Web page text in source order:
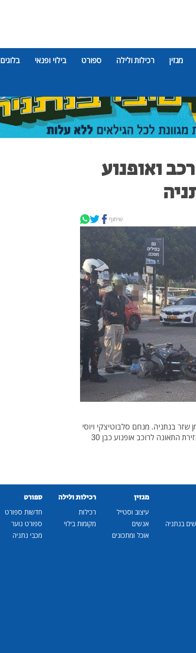
מגזין רכילות ולילה ספורט בילוי ופנאי בלוגים
ואופנוע
שיתוף
שזר בנתניה. מנחם סלבוטיצקי ויוסי
בן שושן חובשי איחוד הצלה העניקו סיוע ראשוני בזירת התאונה לרוכב אופנוע כבן 30
בנתניה
מגזין
עיצוב וסטייל
אנשים
אוכל ומתכונים
רכילות ולילה
רכילות
מקומות בילוי
ספורט
חדשות ספורט
ספורט נוער
מכבי נתניה